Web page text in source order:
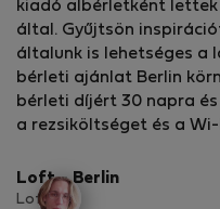
kiadó albérletként
által. Gyűjtsön
általunk is lehetséges a
bérleti ajánlat Berlin
bérleti díjért 30 napra
a rezsiköltséget és a
StayProtection
+ Stay Benefits
Loft - Berlin
Loft